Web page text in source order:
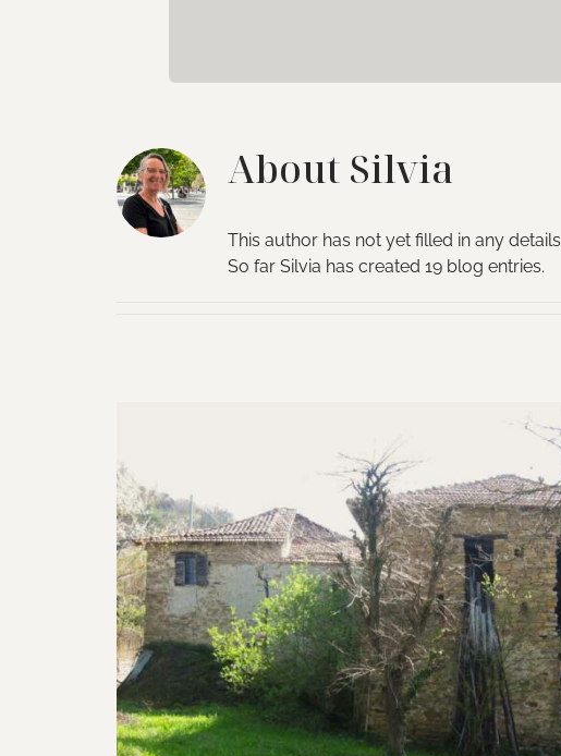
About Silvia
This author has not yet filled in any
So far Silvia has created 19 blog entries.
Het “Ik vertrek” verhaal
Bontà!
News